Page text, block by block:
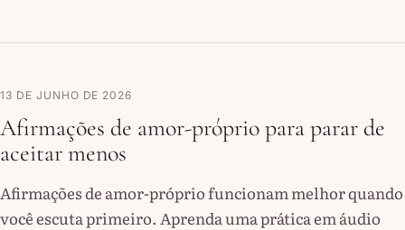
13 DE JUNHO DE 2026
Afirmações de amor-próprio para parar de
aceitar menos
Afirmações de amor-próprio funcionam melhor quando
você escuta primeiro. Aprenda uma prática em áudio